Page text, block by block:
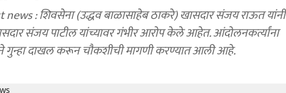
: शिवसेना (उद्धव बाळासाहेब ठाकरे) खासदार संजय राऊत यांनी
संजय पाटील यांच्यावर गंभीर आरोप केले आहेत. आंदोलनकर्त्यांना
गुन्हा दाखल करून चौकशीची मागणी करण्यात आली आहे.